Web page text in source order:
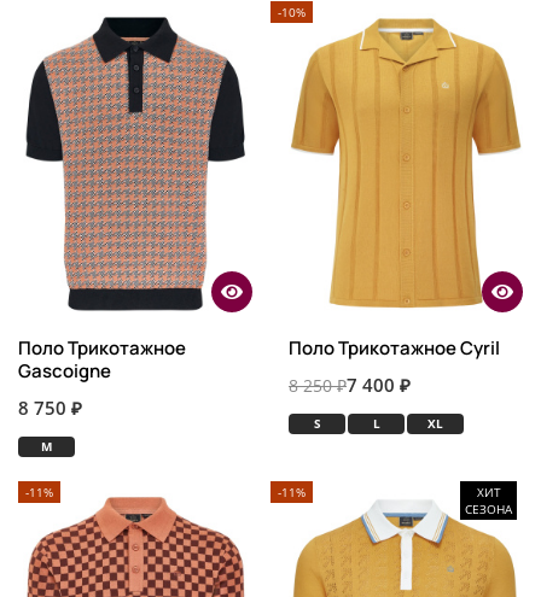
Поло Трикотажное
Gascoigne
8 750 ₽
M
-10%
Поло Трикотажное Cyril
8 250 ₽7 400 ₽
S L XL
-11% -11%
ХИТ
СЕЗОНА